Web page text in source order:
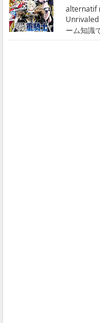
alternatif
ーム知識